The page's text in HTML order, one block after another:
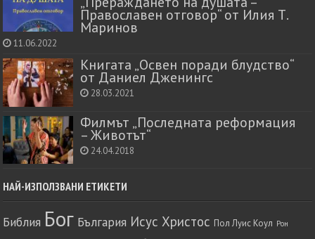
Православен отговор“ от Илия Т.
Маринов
11.06.2022
Книгата „Освен поради блудство“
от Даниел Дженингс
28.03.2021
Филмът „Последната реформация
– Животът“
24.04.2018
НАЙ-ИЗПОЛЗВАНИ ЕТИКЕТИ
Библия Бог България Исус Христос Пол Луис Коул Рон